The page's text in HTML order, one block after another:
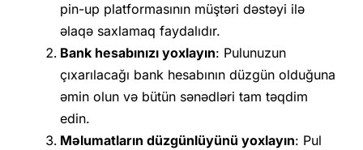
pin-up platformasının müştəri dəstəyi ilə
əlaqə saxlamaq faydalıdır.
Bank hesabınızı yoxlayın: Pulunuzun
çıxarılacağı bank hesabının düzgün olduğuna
əmin olun və bütün sənədləri tam təqdim
edin.
Məlumatların düzgünlüyünü yoxlayın: Pul